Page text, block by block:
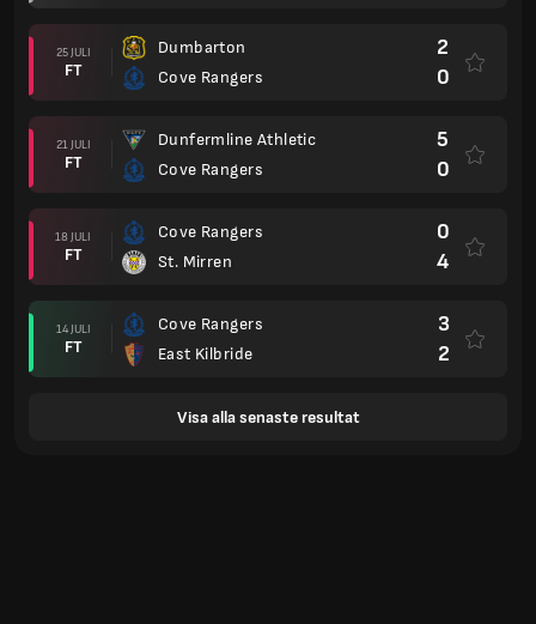
25 JULI
FT
Dumbarton
Cove Rangers
2
0
21 JULI
FT
Dunfermline Athletic
Cove Rangers
5
0
18 JULI
FT
Cove Rangers
St. Mirren
0
4
14 JULI
FT
Cove Rangers
East Kilbride
3
2
Visa alla senaste resultat